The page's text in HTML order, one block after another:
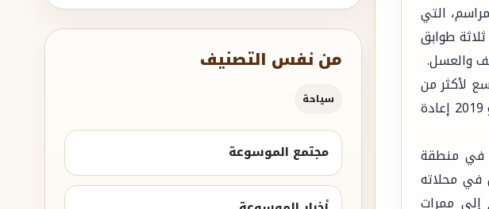
من نفس التصنيف
سياحة
مجتمع الموسوعة
التي
طوابق
والعسل.
لأكثر من
3500 شخص، واستخدمت فيه أحدث التقنيات الصوتية والمرئية، فيما تم في الـ 4 من يونيو 2019 إعادة
في منطقة
في محلاته
إلى ممرات